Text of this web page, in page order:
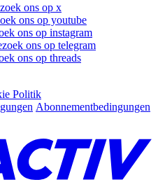
ons op x
ons op youtube
ons op instagram
ons op telegram
ons op threads
Politik
Abonnementbedingungen